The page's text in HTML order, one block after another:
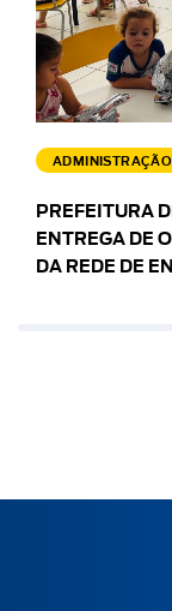
ADMINISTRAÇÃO
PREFEITURA
ENTREGA DE
DA REDE DE